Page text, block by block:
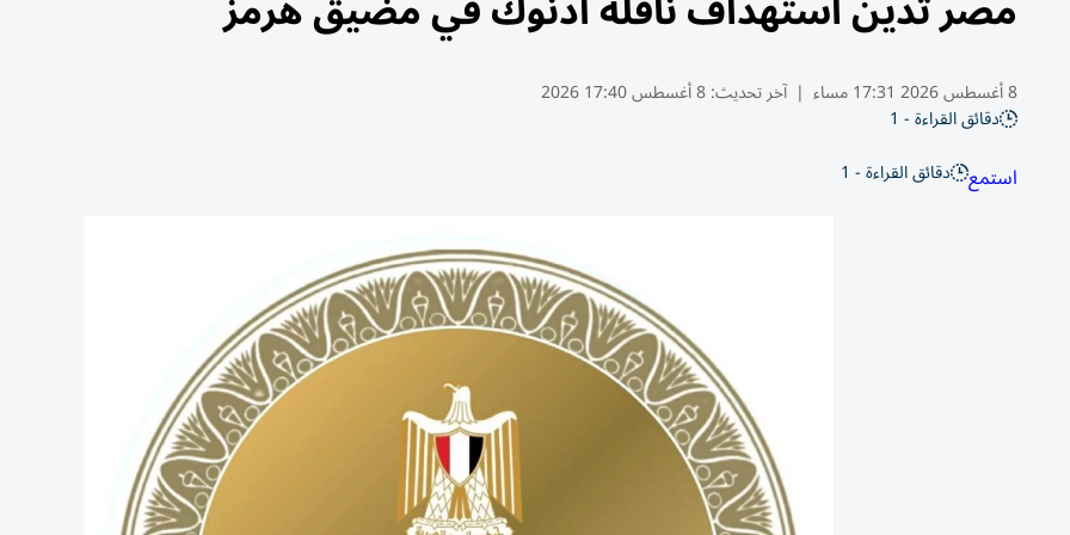
8 أغسطس 2026 17:31 مساء | آخر تحديث:8 أغسطس 17:40 2026
دقائق القراءة - 1
استمع دقائق القراءة - 1